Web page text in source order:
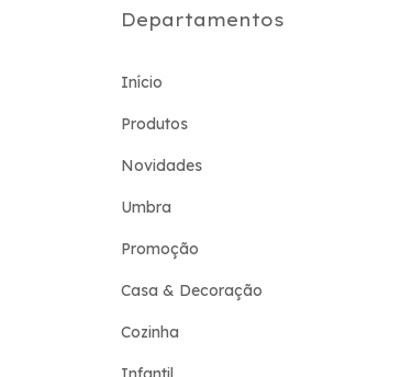
Departamentos
Início
Produtos
Novidades
Umbra
Promoção
Casa & Decoração
Cozinha